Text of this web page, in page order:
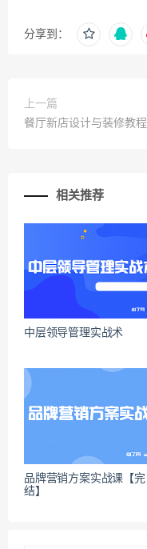
分享到：
上一篇
餐厅新店设计与装修教程
相关推荐
中层领导管理实战术
品牌营销方案实战课【完
结】